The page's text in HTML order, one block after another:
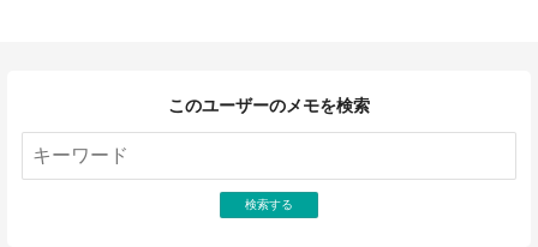
このユーザーのメモを検索
検索する